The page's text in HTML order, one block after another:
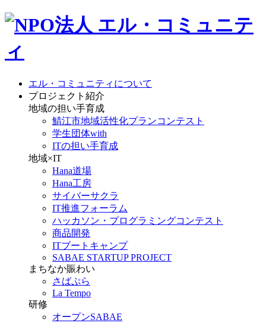
エル・コミュニティについて
プロジェクト紹介
地域の担い手育成
鯖江市地域活性化プランコンテスト
学生団体with
ITの担い手育成
地域×IT
Hana道場
Hana工房
サイバーサクラ
IT推進フォーラム
ハッカソン・プログラミングコンテスト
商品開発
ITブートキャンプ
SABAE STARTUP PROJECT
まちなか賑わい
さばぷら
La Tempo
研修
オープンSABAE